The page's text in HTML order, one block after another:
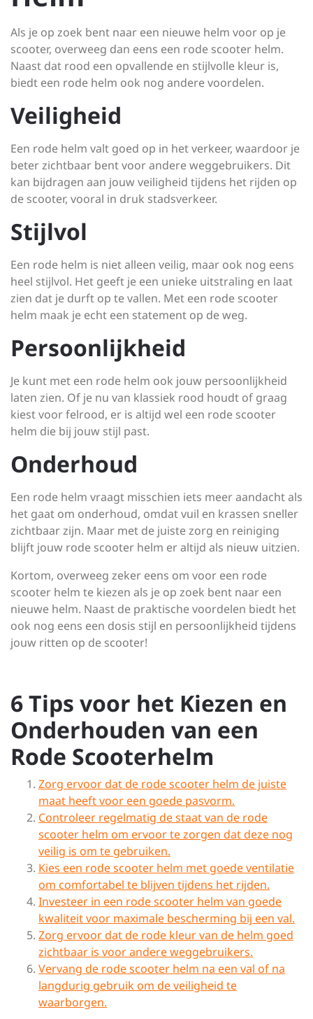
Als je op zoek bent naar een nieuwe helm voor op je
scooter, overweeg dan eens een rode scooter helm.
Naast dat rood een opvallende en stijlvolle kleur is,
biedt een rode helm ook nog andere voordelen.
Veiligheid
Een rode helm valt goed op in het verkeer, waardoor je
beter zichtbaar bent voor andere weggebruikers. Dit
kan bijdragen aan jouw veiligheid tijdens het rijden op
de scooter, vooral in druk stadsverkeer.
Stijlvol
Een rode helm is niet alleen veilig, maar ook nog eens
heel stijlvol. Het geeft je een unieke uitstraling en laat
zien dat je durft op te vallen. Met een rode scooter
helm maak je echt een statement op de weg.
Persoonlijkheid
Je kunt met een rode helm ook jouw persoonlijkheid
laten zien. Of je nu van klassiek rood houdt of graag
kiest voor felrood, er is altijd wel een rode scooter
helm die bij jouw stijl past.
Onderhoud
Een rode helm vraagt misschien iets meer aandacht als
het gaat om onderhoud, omdat vuil en krassen sneller
zichtbaar zijn. Maar met de juiste zorg en reiniging
blijft jouw rode scooter helm er altijd als nieuw uitzien.
Kortom, overweeg zeker eens om voor een rode
scooter helm te kiezen als je op zoek bent naar een
nieuwe helm. Naast de praktische voordelen biedt het
ook nog eens een dosis stijl en persoonlijkheid tijdens
jouw ritten op de scooter!
6 Tips voor het Kiezen en
Onderhouden van een
Rode Scooterhelm
Zorg ervoor dat de rode scooter helm de juiste
maat heeft voor een goede pasvorm.
Controleer regelmatig de staat van de rode
scooter helm om ervoor te zorgen dat deze nog
veilig is om te gebruiken.
Kies een rode scooter helm met goede ventilatie
om comfortabel te blijven tijdens het rijden.
Investeer in een rode scooter helm van goede
kwaliteit voor maximale bescherming bij een val.
Zorg ervoor dat de rode kleur van de helm goed
zichtbaar is voor andere weggebruikers.
Vervang de rode scooter helm na een val of na
langdurig gebruik om de veiligheid te
waarborgen.